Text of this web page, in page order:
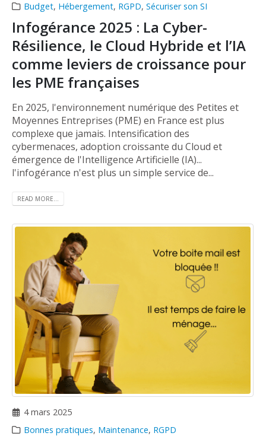
Budget, Hébergement, RGPD,Sécuriser son SI
Infogérance 2025 : La Cyber-
Résilience, le Cloud Hybride et l’IA
comme leviers de croissance pour
les PME françaises
En 2025, l'environnement numérique des Petites et
Moyennes Entreprises (PME) en France est plus
complexe que jamais. Intensification des
cybermenaces, adoption croissante du Cloud et
émergence de l'Intelligence Artificielle (IA)...
l'infogérance n'est plus un simple service de...
READ MORE...
4 mars 2025
Bonnes pratiques, Maintenance, RGPD